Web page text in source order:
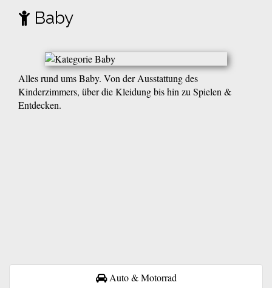
Baby
Alles rund ums Baby. Von der Ausstattung des
Kinderzimmers, über die Kleidung bis hin zu Spielen &
Entdecken.
Auto & Motorrad